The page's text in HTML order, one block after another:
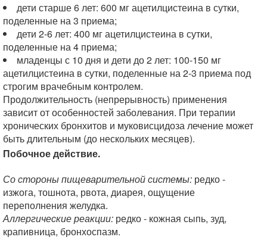
дети старше 6 лет: 600 мг ацетилцистеина в сутки,
поделенные на 3 приема;
дети 2-6 лет: 400 мг ацетилцистеина в сутки,
поделенные на 4 приема;
младенцы с 10 дня и дети до 2 лет: 100-150 мг
ацетилцистеина в сутки, поделенные на 2-3 приема под
строгим врачебным контролем.
Продолжительность (непрерывность) применения
зависит от особенностей заболевания. При терапии
хронических бронхитов и муковисцидоза лечение может
быть длительным (до нескольких месяцев).
Побочное действие.
Со стороны пищеварительной системы: редко -
изжога, тошнота, рвота, диарея, ощущение
переполнения желудка.
Аллергические реакции: редко - кожная сыпь, зуд,
крапивница, бронхоспазм.